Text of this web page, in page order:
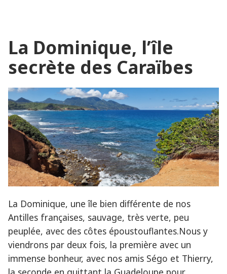
avant
le
cyclone
La Dominique, l’île
secrète des Caraïbes
La Dominique, une île bien différente de nos
Antilles françaises, sauvage, très verte, peu
peuplée, avec des côtes époustouflantes.Nous y
viendrons par deux fois, la première avec un
immense bonheur, avec nos amis Ségo et Thierry,